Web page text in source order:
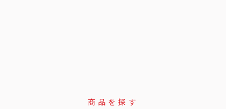
商品を探す